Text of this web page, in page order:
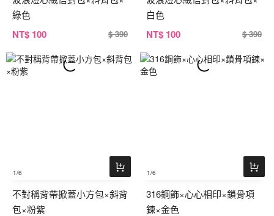
綠色
NT$ 100 $ 390
白色
NT$ 100 $ 390
1/6
不對稱背帶掀蓋小方包×斜背
包×粉紫
1/6
316鋼飾×心心相印×鎖骨項
鍊×金色